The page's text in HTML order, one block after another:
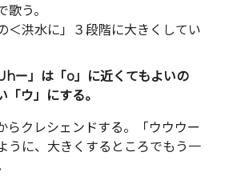
歌う。
＜洪水に」３段階に大きくしてい
ー」は「o」に近くてもよいの
「ウ」にする。
らクレシェンドする。「ウウウー
うに、大きくするところでもう一